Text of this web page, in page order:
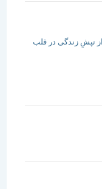
در قلب